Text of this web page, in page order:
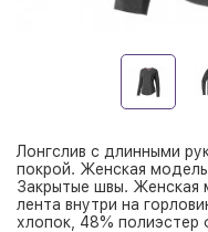
Лонгслив с длинными
покрой. Женская модель
Закрытые швы. Женская
лента внутри на
хлопок, 48% полиэстер